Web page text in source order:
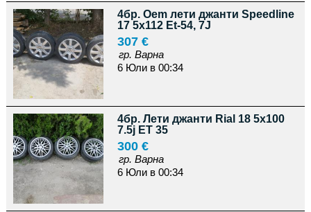
4бр. Oem лети джанти Speedline
17 5x112 Et-54, 7J
307 €
гр. Варна
6 Юли в 00:34
4бр. Лети джанти Rial 18 5х100
7.5j ET 35
300 €
гр. Варна
6 Юли в 00:34